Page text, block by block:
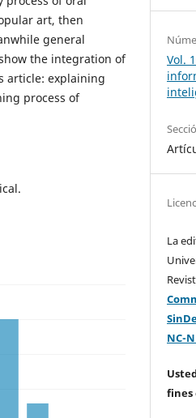
art, then
general
the integration of
article: explaining
process of
Vol.
La
NC-
fines